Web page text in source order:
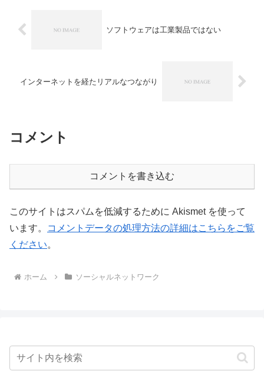
ソフトウェアは工業製品ではない
インターネットを経たリアルなつながり
コメント
コメントを書き込む
このサイトはスパムを低減するために Akismet を使って
います。
コメントデータの処理方法の詳細はこちらをご覧
ください。
ホーム ソーシャルネットワーク